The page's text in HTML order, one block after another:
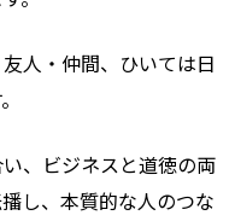
人・仲間、ひいては日
、ビジネスと道徳の両
し、本質的な人のつな